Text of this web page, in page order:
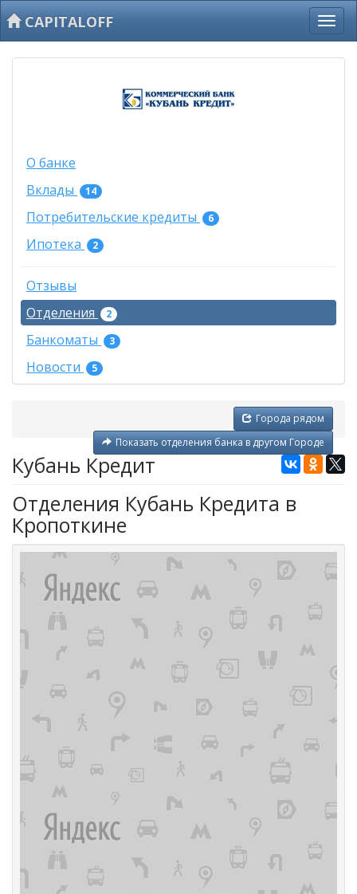
CAPITALOFF
О банке
Вклады
14
Потребительские кредиты 6
Ипотека 2
Отзывы
Отделения
2
Банкоматы 3
Новости 5
Города рядом
Показать отделения банка в другом Городе
Кубань Кредит
Отделения Кубань Кредита в
Кропоткине